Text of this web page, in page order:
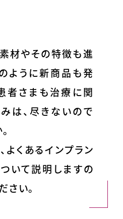
素材やその特徴も進
ように新商品も発
者さまも治療に関
は、尽きないので
よくあるインプラン
いて説明しますの
さい。